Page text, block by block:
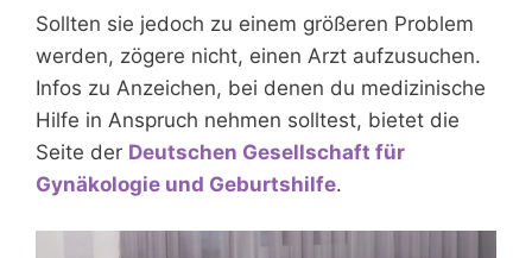
Sollten sie jedoch zu einem größeren Problem
werden, zögere nicht, einen Arzt aufzusuchen.
Infos zu Anzeichen, bei denen du medizinische
Hilfe in Anspruch nehmen solltest, bietet die
Seite der Deutschen Gesellschaft für
Gynäkologie und Geburtshilfe.